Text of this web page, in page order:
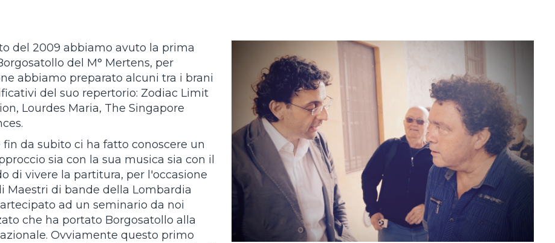
del 2009 abbiamo avuto la prima
del M° Mertens, per
abbiamo preparato alcuni tra i brani
del suo repertorio: Zodiac Limit
Lourdes Maria, The Singapore
fin da subito ci ha fatto conoscere un
sia con la sua musica sia con il
di vivere la partitura, per l'occasione
Maestri di bande della Lombardia
ad un seminario da noi
che ha portato Borgosatollo alla
Ovviamente questo primo